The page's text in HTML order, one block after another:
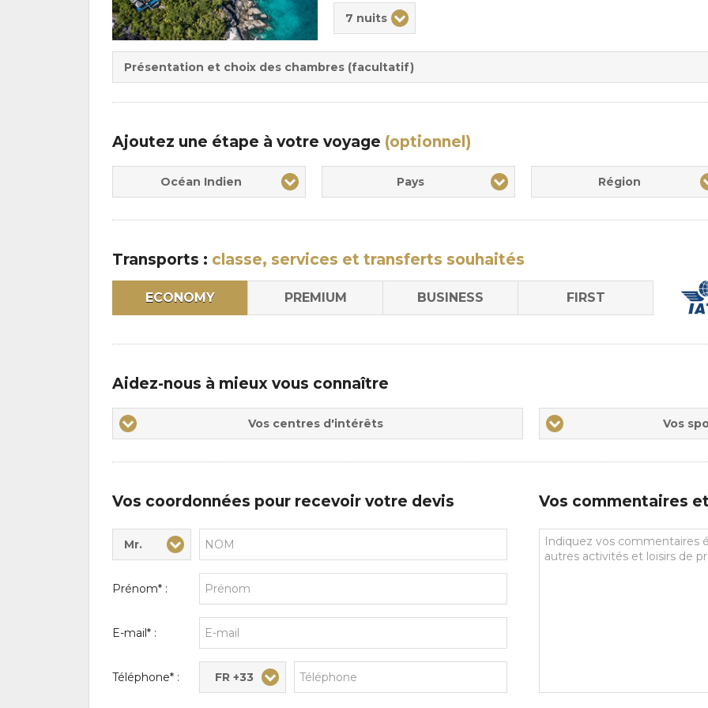
pension
:
:
7 nuits
Présentation et choix des chambres (facultatif)
Ajoutez une étape à votre voyage (optionnel)
Océan Indien Pays Région
Transports : classe, services et transferts souhaités
ECONOMY PREMIUM BUSINESS FIRST
Aidez-nous à mieux vous connaître
Vos
centres
Vos centres d'intérêts
Vos
sports
Vos
Vos coordonnées pour recevoir votre devis
Civilité* :
Mr.
Nom* :
Prénom* :
E-mail* :
Téléphone* : FR +33
Vos commentaires
Vos
commentaires